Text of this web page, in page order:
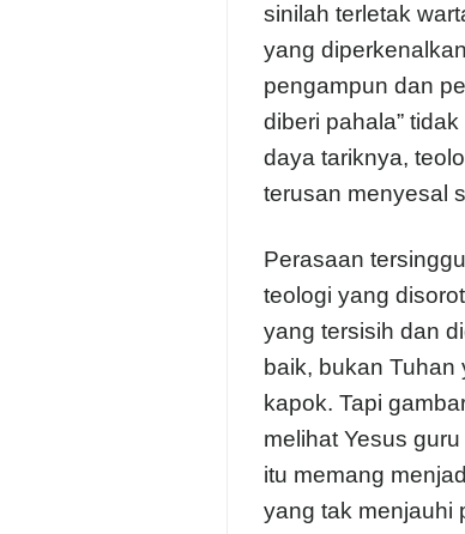
sinilah terletak
yang
pengampun dan
diberi pahala”
daya tariknya,
terusan menyesal
Perasaan
teologi yang
yang tersisih dan
baik, bukan
kapok. Tapi
melihat Yesus
itu memang
yang tak menjauhi